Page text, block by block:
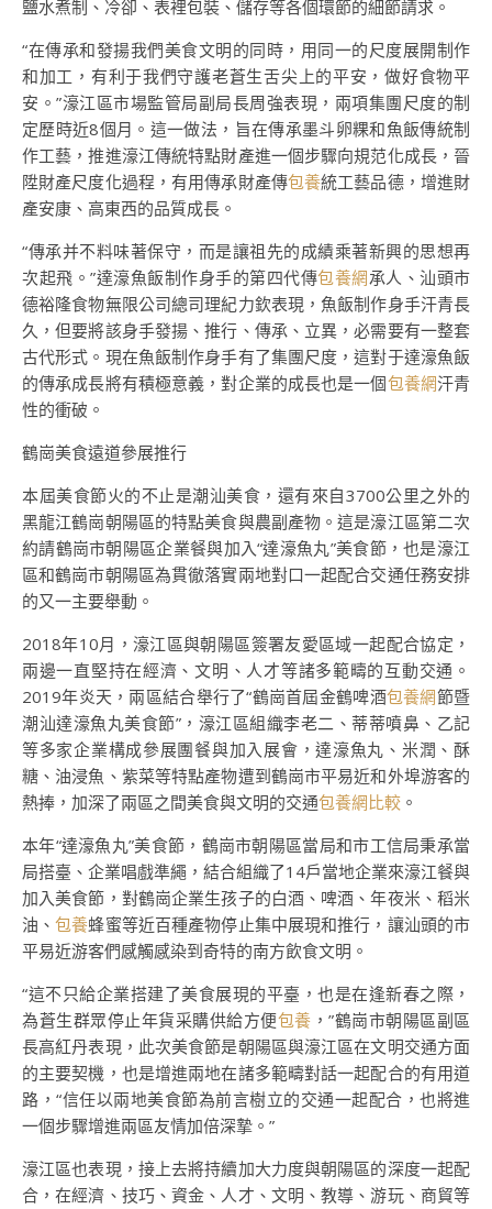
鹽水煮制、冷卻、表裡包裝、儲存等各個環節的細節請求。
“在傳承和發揚我們美食文明的同時，用同一的尺度展開制作
和加工，有利于我們守護老蒼生舌尖上的平安，做好食物平
安。”濠江區市場監管局副局長周強表現，兩項集團尺度的制
定歷時近8個月。這一做法，旨在傳承墨斗卵粿和魚飯傳統制
作工藝，推進濠江傳統特點財產進一個步驟向規范化成長，晉
陞財產尺度化過程，有用傳承財產傳包養統工藝品德，增進財
產安康、高東西的品質成長。
“傳承并不料味著保守，而是讓祖先的成績乘著新興的思想再
次起飛。”達濠魚飯制作身手的第四代傳包養網承人、汕頭市
德裕隆食物無限公司總司理紀力欽表現，魚飯制作身手汗青長
久，但要將該身手發揚、推行、傳承、立異，必需要有一整套
古代形式。現在魚飯制作身手有了集團尺度，這對于達濠魚飯
的傳承成長將有積極意義，對企業的成長也是一個包養網汗青
性的衝破。
鶴崗美食遠道參展推行
本屆美食節火的不止是潮汕美食，還有來自3700公里之外的
黑龍江鶴崗朝陽區的特點美食與農副產物。這是濠江區第二次
約請鶴崗市朝陽區企業餐與加入“達濠魚丸”美食節，也是濠江
區和鶴崗市朝陽區為貫徹落實兩地對口一起配合交通任務安排
的又一主要舉動。
2018年10月，濠江區與朝陽區簽署友愛區域一起配合協定，
兩邊一直堅持在經濟、文明、人才等諸多範疇的互動交通。
2019年炎天，兩區結合舉行了“鶴崗首屆金鶴啤酒包養網節暨
潮汕達濠魚丸美食節”，濠江區組織李老二、蒂蒂噴鼻、乙記
等多家企業構成參展團餐與加入展會，達濠魚丸、米潤、酥
糖、油浸魚、紫菜等特點產物遭到鶴崗市平易近和外埠游客的
熱捧，加深了兩區之間美食與文明的交通包養網比較 。
本年“達濠魚丸”美食節，鶴崗市朝陽區當局和市工信局秉承當
局搭臺、企業唱戲準繩，結合組織了14戶當地企業來濠江餐與
加入美食節，對鶴崗企業生孩子的白酒、啤酒、年夜米、稻米
油、包養蜂蜜等近百種產物停止集中展現和推行，讓汕頭的市
平易近游客們感觸感染到奇特的南方飲食文明。
“這不只給企業搭建了美食展現的平臺，也是在逢新春之際，
為蒼生群眾停止年貨采購供給方便包養 ，”鶴崗市朝陽區副區
長高紅丹表現，此次美食節是朝陽區與濠江區在文明交通方面
的主要契機，也是增進兩地在諸多範疇對話一起配合的有用道
路，“信任以兩地美食節為前言樹立的交通一起配合，也將進
一個步驟增進兩區友情加倍深摯。”
濠江區也表現，接上去將持續加大力度與朝陽區的深度一起配
合，在經濟、技巧、資金、人才、文明、教導、游玩、商貿等